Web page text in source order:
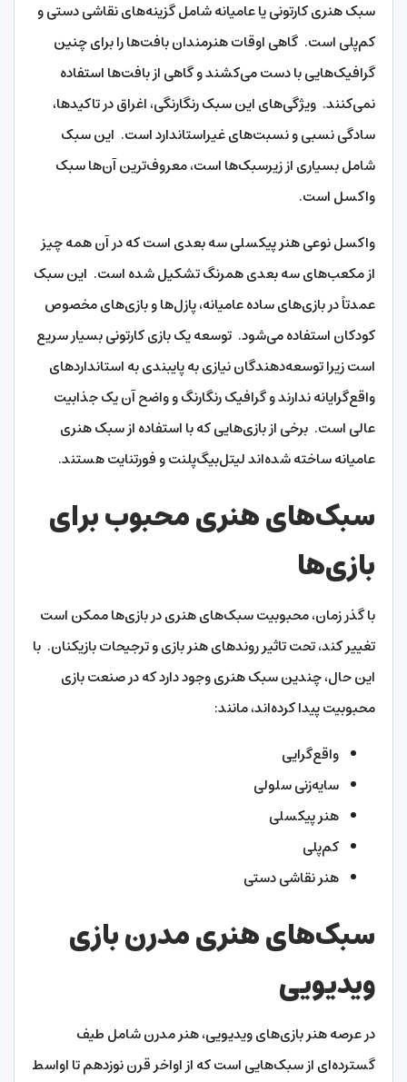
سبک هنری کارتونی یا عامیانه شامل گزینه‌های نقاشی دستی و
کم‌پلی است. گاهی اوقات هنرمندان بافت‌ها را برای چنین
گرافیک‌هایی با دست می‌کشند و گاهی از بافت‌ها استفاده
نمی‌کنند. ویژگی‌های این سبک رنگارنگی، اغراق در تاکیدها،
سادگی نسبی و نسبت‌های غیراستاندارد است. این سبک
شامل بسیاری از زیرسبک‌ها است، معروف‌ترین آن‌ها سبک
واکسل است.
واکسل نوعی هنر پیکسلی سه بعدی است که در آن همه چیز
از مکعب‌های سه بعدی همرنگ تشکیل شده است. این سبک
عمدتاً در بازی‌های ساده عامیانه، پازل‌ها و بازی‌های مخصوص
کودکان استفاده می‌شود. توسعه یک بازی کارتونی بسیار سریع
است زیرا توسعه‌دهندگان نیازی به پایبندی به استانداردهای
واقع‌گرایانه ندارند و گرافیک رنگارنگ و واضح آن یک جذابیت
عالی است. برخی از بازی‌هایی که با استفاده از سبک هنری
عامیانه ساخته شده‌اند لیتل‌بیگ‌پلنت و فورتنایت هستند.
سبک‌های هنری محبوب برای
بازی‌ها
با گذر زمان، محبوبیت سبک‌های هنری در بازی‌ها ممکن است
تغییر کند، تحت تاثیر روندهای هنر بازی و ترجیحات بازیکنان. با
این حال، چندین سبک هنری وجود دارد که در صنعت بازی
محبوبیت پیدا کرده‌اند، مانند:
واقع‌گرایی
سایه‌زنی سلولی
هنر پیکسلی
کم‌پلی
هنر نقاشی دستی
سبک‌های هنری مدرن بازی
ویدیویی
در عرصه هنر بازی‌های ویدیویی، هنر مدرن شامل طیف
گسترده‌ای از سبک‌هایی است که از اواخر قرن نوزدهم تا اواسط